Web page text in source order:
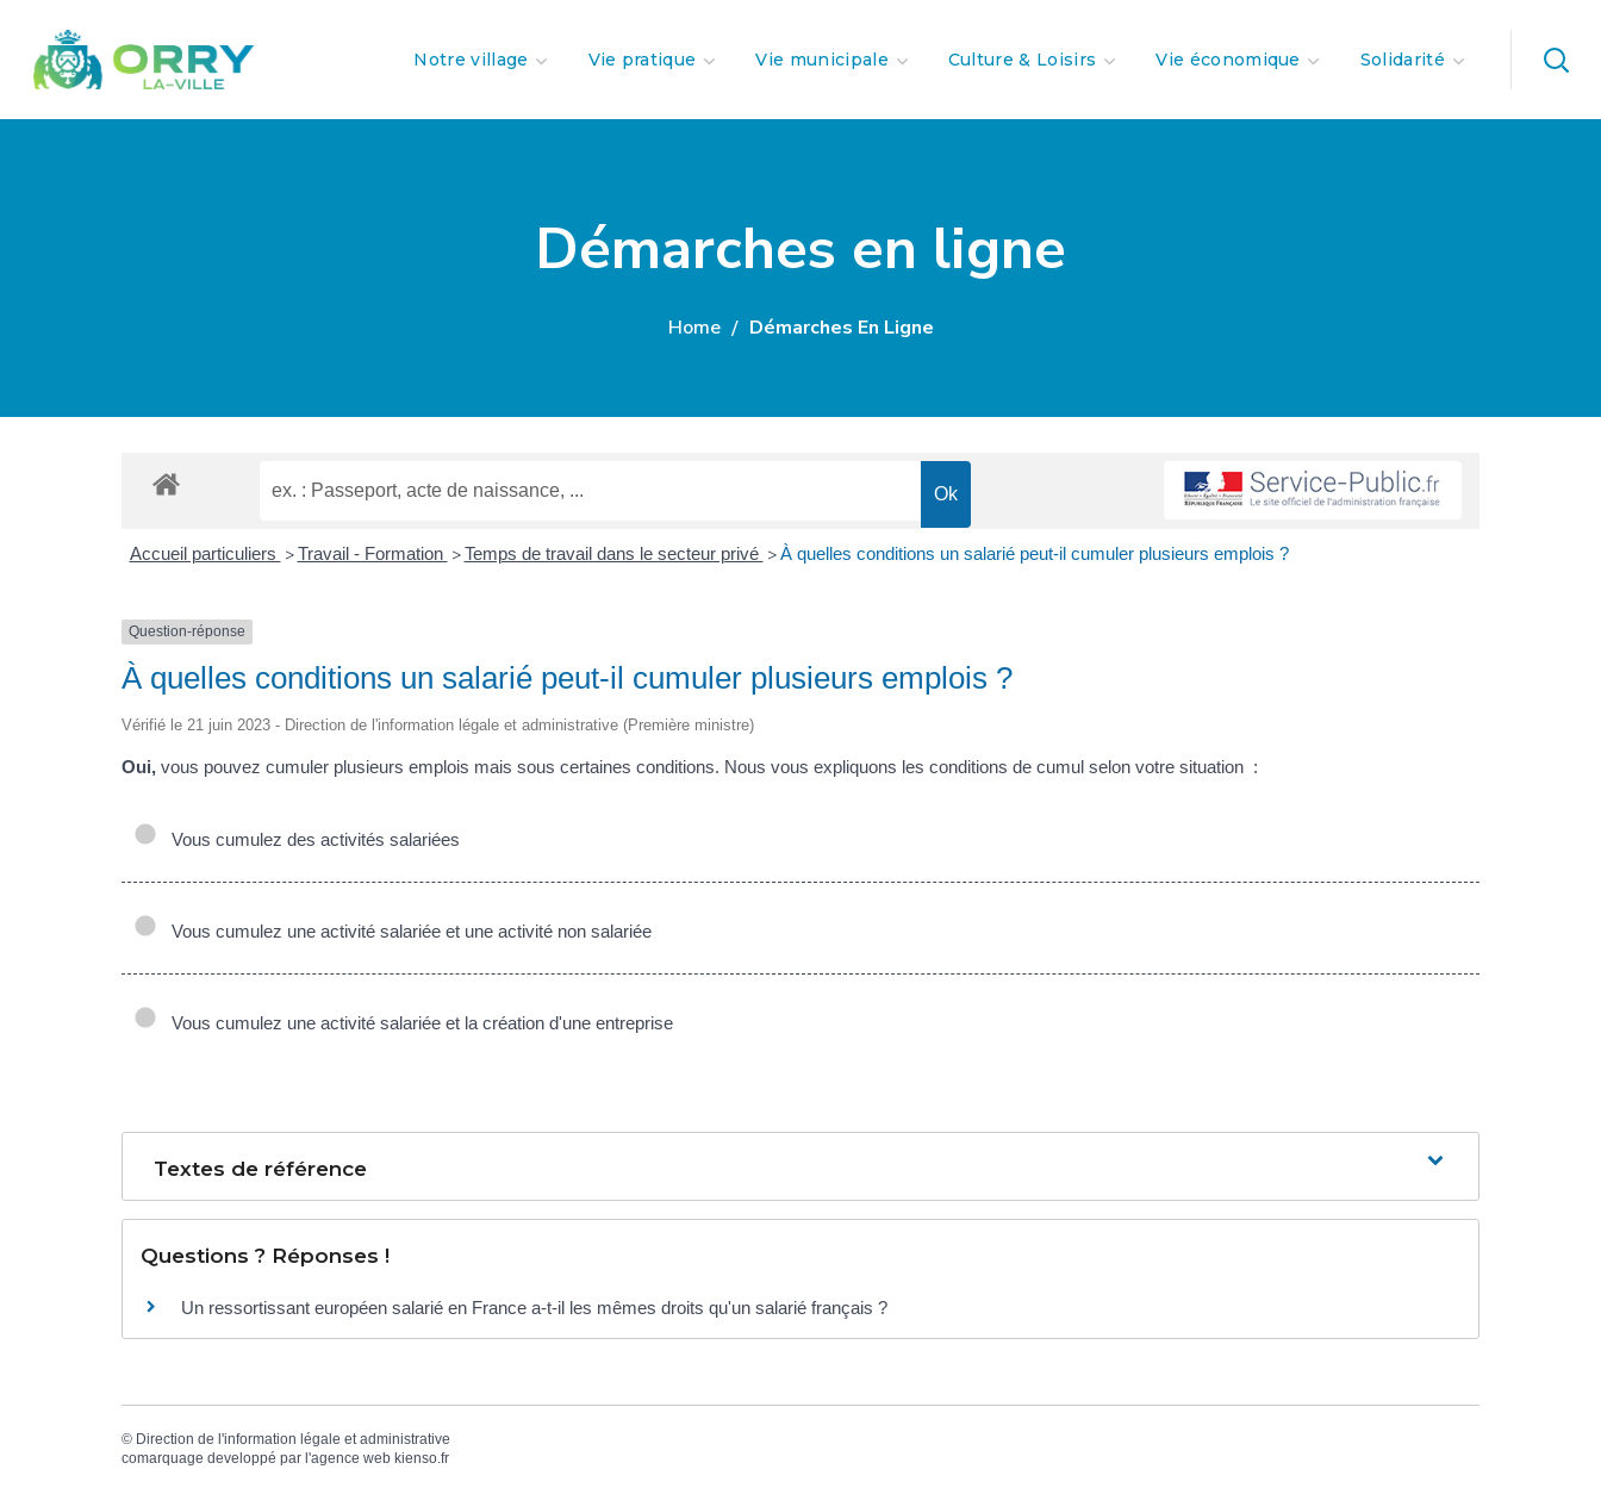
Notre village Vie pratique Vie municipale Culture & Loisirs Vie économique Solidarité
Démarches en ligne
Home Démarches En Ligne
Accueil particuliers > Travail - Formation > Temps de travail dans le secteur privé > À quelles conditions un salarié peut-il cumuler plusieurs emplois ?
Question-réponse
À quelles conditions un salarié peut-il cumuler plusieurs emplois ?
Vérifié le 21 juin 2023 - Direction de l'information légale et administrative (Première ministre)
Oui, vous pouvez cumuler plusieurs emplois mais sous certaines conditions. Nous vous expliquons les conditions de cumul selon votre situation :
Vous cumulez des activités salariées
Vous cumulez une activité salariée et une activité non salariée
Vous cumulez une activité salariée et la création d'une entreprise
Textes de référence
Questions ? Réponses !
Un ressortissant européen salarié en France a-t-il les mêmes droits qu'un salarié français ?
© Direction de l'information légale et administrative
comarquage developpé par l'agence web kienso.fr